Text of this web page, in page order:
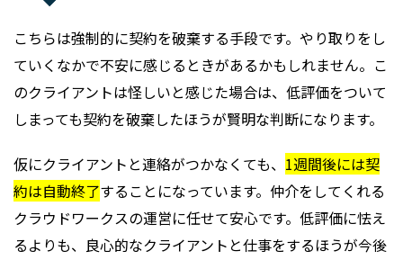
こちらは強制的に契約を破棄する手段です。やり取りをし
ていくなかで不安に感じるときがあるかもしれません。こ
のクライアントは怪しいと感じた場合は、低評価をついて
しまっても契約を破棄したほうが賢明な判断になります。
仮にクライアントと連絡がつかなくても、 1週間後には契
約は自動終了することになっています。仲介をしてくれる
クラウドワークスの運営に任せて安心です。低評価に怯え
るよりも、良心的なクライアントと仕事をするほうが今後